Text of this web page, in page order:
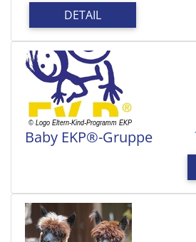
DETAIL
Baby EKP®-Gruppe